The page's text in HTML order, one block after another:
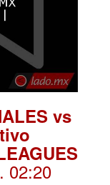
vs
. 02:20